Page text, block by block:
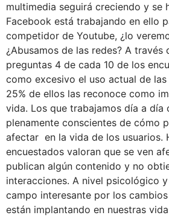
multimedia seguirá creciendo y se
Facebook está trabajando en ello
competidor de Youtube, ¿lo
¿Abusamos de las redes? A través
preguntas 4 de cada 10 de los
como excesivo el uso actual de
25% de ellos las reconoce como
vida. Los que trabajamos día a día
plenamente conscientes de cómo
afectar en la vida de los usuarios.
encuestados valoran que se ven
publican algún contenido y no
interacciones. A nivel psicológico
campo interesante por los
están implantando en nuestras